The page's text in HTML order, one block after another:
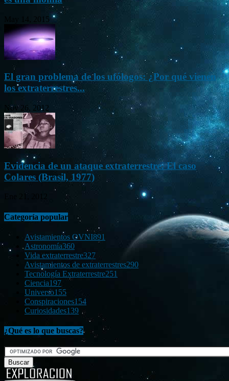
May 14, 2015
El gran problema de los ufólogos: ¿Por qué vienen
los extraterrestres...
Nov 26, 2012
Evidencia de un ataque extraterrestre: El caso
Colares (Brasil, 1977)
Categoría popular
Avistamientos OVNI891
Astronomía360
Vida extraterrestre327
Avistamientos de extraterrestres290
Tecnología Extraterrestre251
Ciencia197
Universo155
Conspiraciones154
Curiosidades139
¿Qué es lo que buscas?